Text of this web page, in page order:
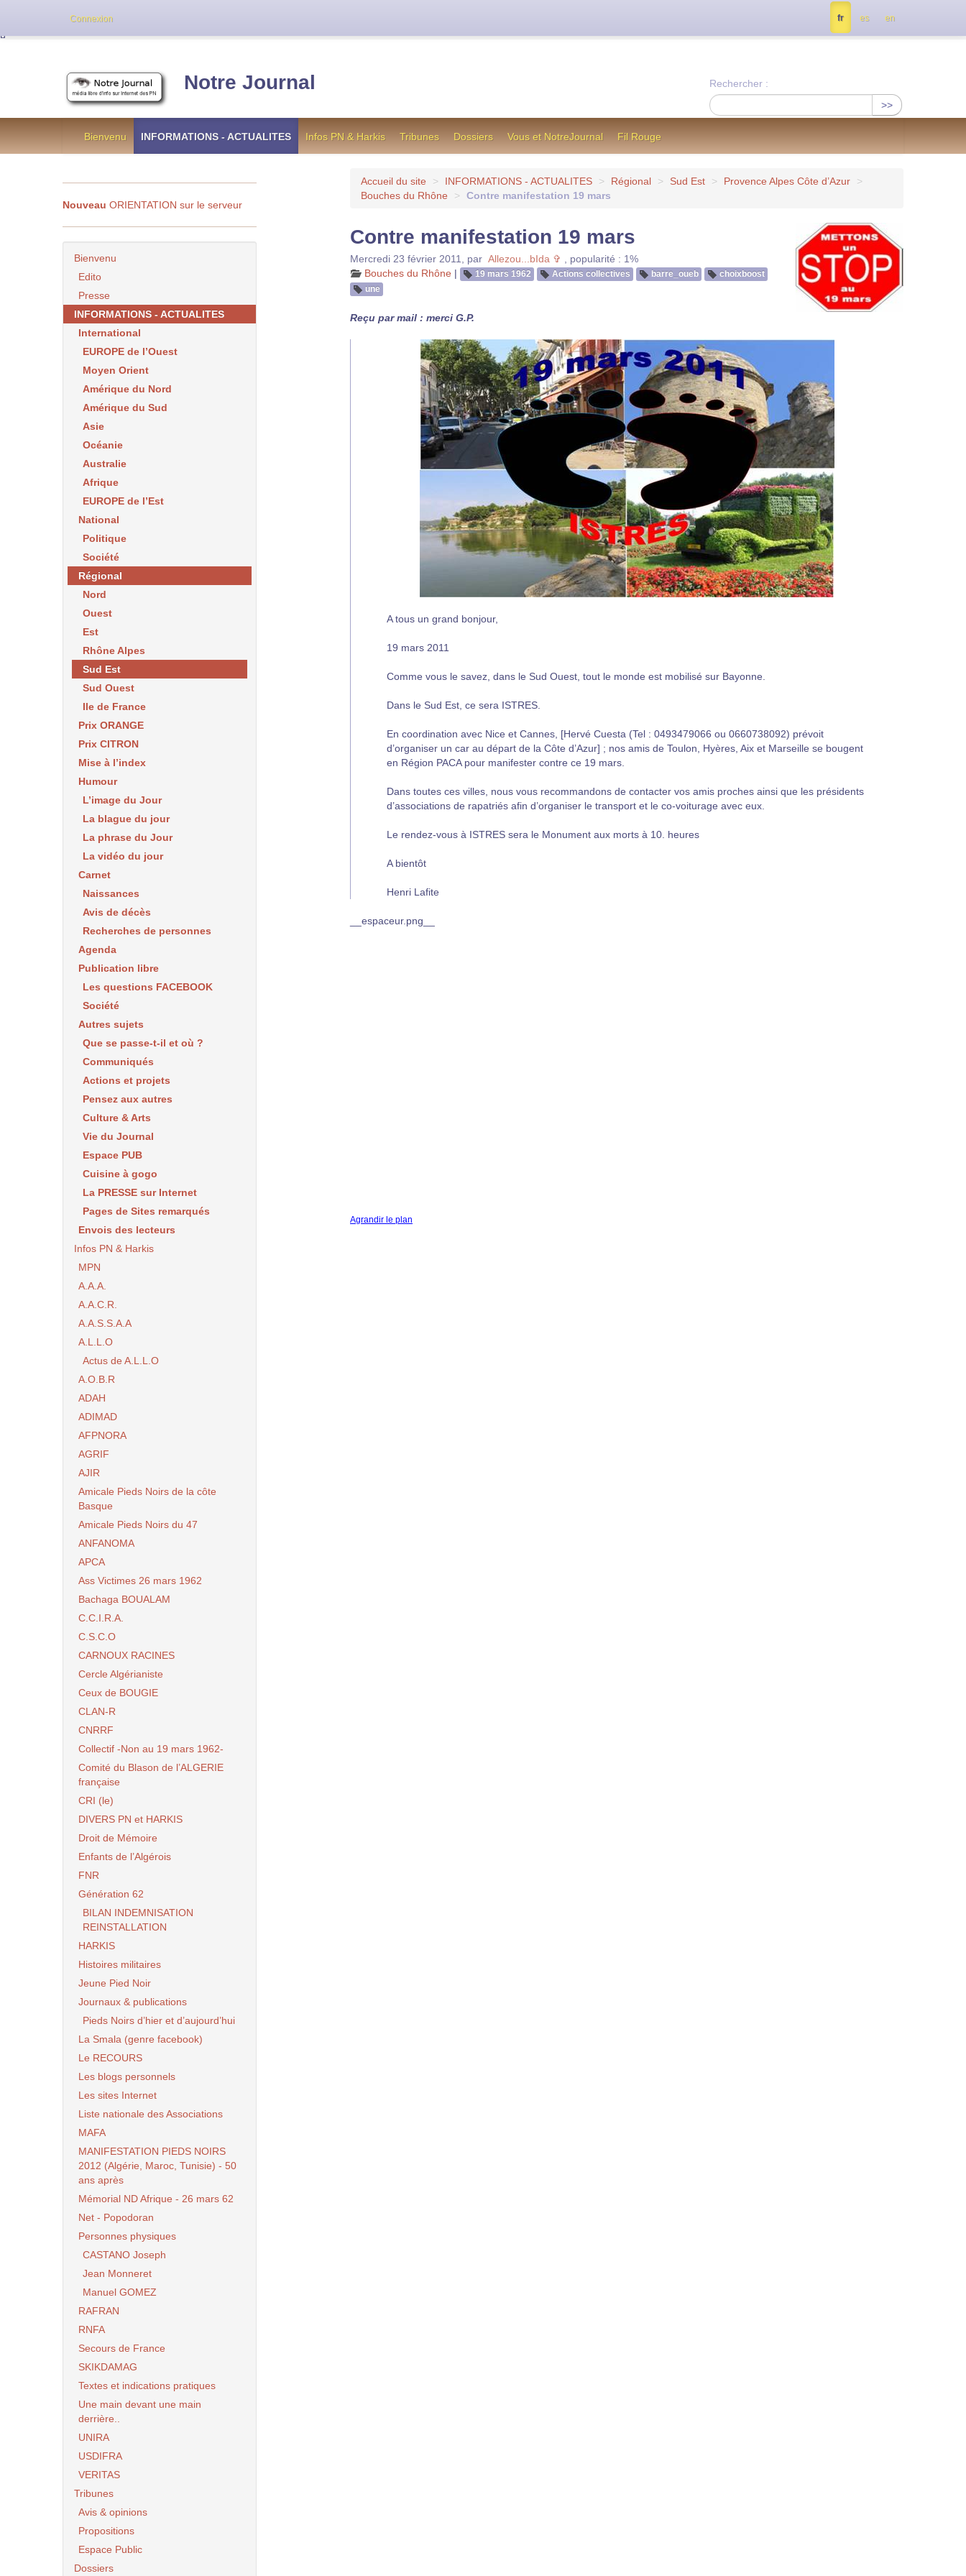
Notre Journal
Rechercher :
>>
Bienvenu INFORMATIONS - ACTUALITES Infos PN & Harkis Tribunes Dossiers Vous et NotreJournal Fil Rouge
Accueil du site > INFORMATIONS - ACTUALITES > Régional > Sud Est > Provence Alpes Côte d’Azur
>
Bouches du Rhône
> Contre manifestation 19 mars
Contre manifestation 19 mars
Mercredi 23 février 2011 par Allezou...bIda ✞
popularité : 1%
Bouches du Rhône | 19 mars 1962 Actions collectives barre_oueb
choixboost
une
Reçu par mail : merci G.P.
A tous un grand bonjour,
19 mars 2011
Comme vous le savez, dans le Sud Ouest, tout le monde est mobilisé sur Bayonne.
Dans le Sud Est, ce sera ISTRES.
En coordination avec Nice et Cannes, [Hervé Cuesta (Tel : 0493479066 ou 0660738092) prévoit
d’organiser un car au départ de la Côte d’Azur] ; nos amis de Toulon, Hyères, Aix et Marseille se bougent
en Région PACA pour manifester contre ce 19 mars.
Dans toutes ces villes, nous vous recommandons de contacter vos amis proches ainsi que les présidents
d’associations de rapatriés afin d’organiser le transport et le co-voiturage avec eux.
Le rendez-vous à ISTRES sera le Monument aux morts à 10. heures
A bientôt
Henri Lafite
__espaceur.png__
Agrandir le plan
Nouveau ORIENTATION sur le serveur
Bienvenu
Edito
Presse
INFORMATIONS - ACTUALITES
International
EUROPE de l’Ouest
Moyen Orient
Amérique du Nord
Amérique du Sud
Asie
Océanie
Australie
Afrique
EUROPE de l’Est
National
Politique
Société
Régional
Nord
Ouest
Est
Rhône Alpes
Sud Est
Sud Ouest
Ile de France
Prix ORANGE
Prix CITRON
Mise à l’index
Humour
L’image du Jour
La blague du jour
La phrase du Jour
La vidéo du jour
Carnet
Naissances
Avis de décès
Recherches de personnes
Agenda
Publication libre
Les questions FACEBOOK
Société
Autres sujets
Que se passe-t-il et où ?
Communiqués
Actions et projets
Pensez aux autres
Culture & Arts
Vie du Journal
Espace PUB
Cuisine à gogo
La PRESSE sur Internet
Pages de Sites remarqués
Envois des lecteurs
Infos PN & Harkis
MPN
A.A.A.
A.A.C.R.
A.A.S.S.A.A
A.L.L.O
Actus de A.L.L.O
A.O.B.R
ADAH
ADIMAD
AFPNORA
AGRIF
AJIR
Amicale Pieds Noirs de la côte
Basque
Amicale Pieds Noirs du 47
ANFANOMA
APCA
Ass Victimes 26 mars 1962
Bachaga BOUALAM
C.C.I.R.A.
C.S.C.O
CARNOUX RACINES
Cercle Algérianiste
Ceux de BOUGIE
CLAN-R
CNRRF
Collectif -Non au 19 mars 1962-
Comité du Blason de l’ALGERIE
française
CRI (le)
DIVERS PN et HARKIS
Droit de Mémoire
Enfants de l’Algérois
FNR
Génération 62
BILAN INDEMNISATION
REINSTALLATION
HARKIS
Histoires militaires
Jeune Pied Noir
Journaux & publications
Pieds Noirs d’hier et d’aujourd’hui
La Smala (genre facebook)
Le RECOURS
Les blogs personnels
Les sites Internet
Liste nationale des Associations
MAFA
MANIFESTATION PIEDS NOIRS
2012 (Algérie, Maroc, Tunisie) - 50
ans après
Mémorial ND Afrique - 26 mars 62
Net - Popodoran
Personnes physiques
CASTANO Joseph
Jean Monneret
Manuel GOMEZ
RAFRAN
RNFA
Secours de France
SKIKDAMAG
Textes et indications pratiques
Une main devant une main
derrière..
UNIRA
USDIFRA
VERITAS
Tribunes
Avis & opinions
Propositions
Espace Public
Dossiers
Connexion fr es en
Cette version de NotreJournal représente l’ancienne formule utilisée jusqu’en octobre 2012, en cas de difficultés, contactez nous à info@notrejournal.info !